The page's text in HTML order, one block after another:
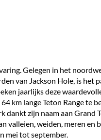
Gelegen in het
van Jackson Hole, is het
jaarlijks deze
km lange Teton Range te
dankt zijn naam aan Grand
valleien, weiden, meren en
mei tot september.